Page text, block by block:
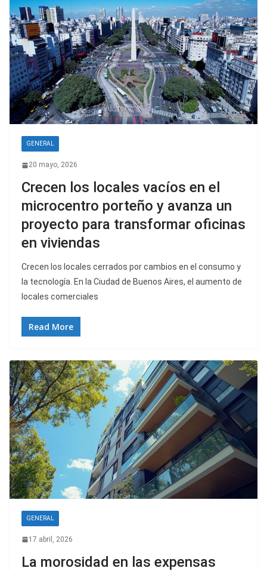
GENERAL
20 mayo, 2026
Crecen los locales vacíos en el
microcentro porteño y avanza un
proyecto para transformar oficinas
en viviendas
Crecen los locales cerrados por cambios en el consumo y
la tecnología. En la Ciudad de Buenos Aires, el aumento de
locales comerciales
Read More
GENERAL
17 abril, 2026
La morosidad en las expensas